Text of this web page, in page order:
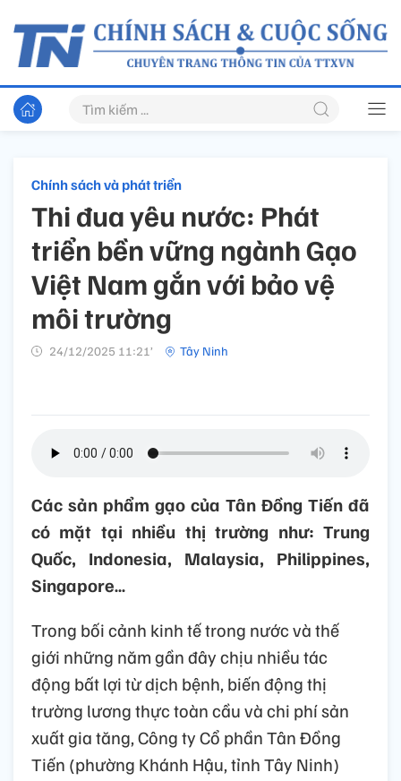
Chính sách và phát triển
Thi đua yêu nước: Phát
triển bền vững ngành Gạo
Việt Nam gắn với bảo vệ
môi trường
24/12/2025 11:21’ Tây Ninh
Các sản phẩm gạo của Tân Đồng Tiến đã
có mặt tại nhiều thị trường như: Trung
Quốc, Indonesia, Malaysia, Philippines,
Singapore…
Trong bối cảnh kinh tế trong nước và thế
giới những năm gần đây chịu nhiều tác
động bất lợi từ dịch bệnh, biến động thị
trường lương thực toàn cầu và chi phí sản
xuất gia tăng, Công ty Cổ phần Tân Đồng
Tiến (phường Khánh Hậu, tỉnh Tây Ninh)